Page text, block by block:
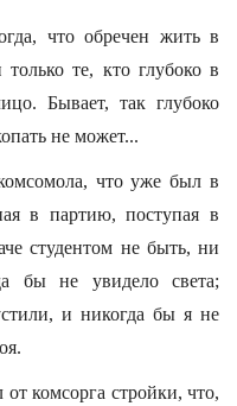
что обречен жить в
те, кто глубоко в
Бывает, так глубоко
не может...
что уже был в
в партию, поступая в
студентом не быть, ни
бы не увидело света;
и никогда бы я не
комсорга стройки, что,